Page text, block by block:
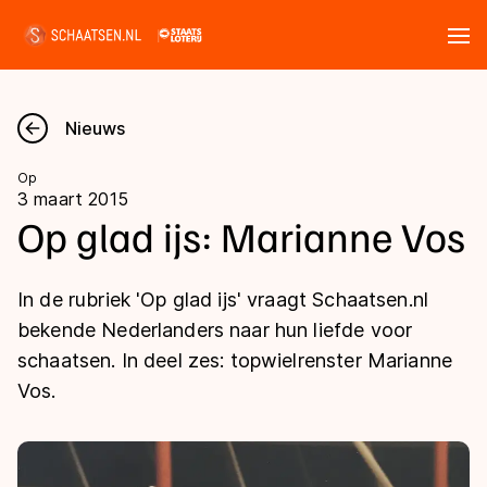
Nieuws
Kalender
Marathon
Langebaan
Inlineskaten
Uitslagen
Langebaan
Shorttrack
Marathon
Ranglijsten Langebaan
Nieuws
Op
3 maart 2015
Op glad ijs: Marianne Vos
In de rubriek 'Op glad ijs' vraagt Schaatsen.nl
bekende Nederlanders naar hun liefde voor
schaatsen. In deel zes: topwielrenster Marianne
Vos.